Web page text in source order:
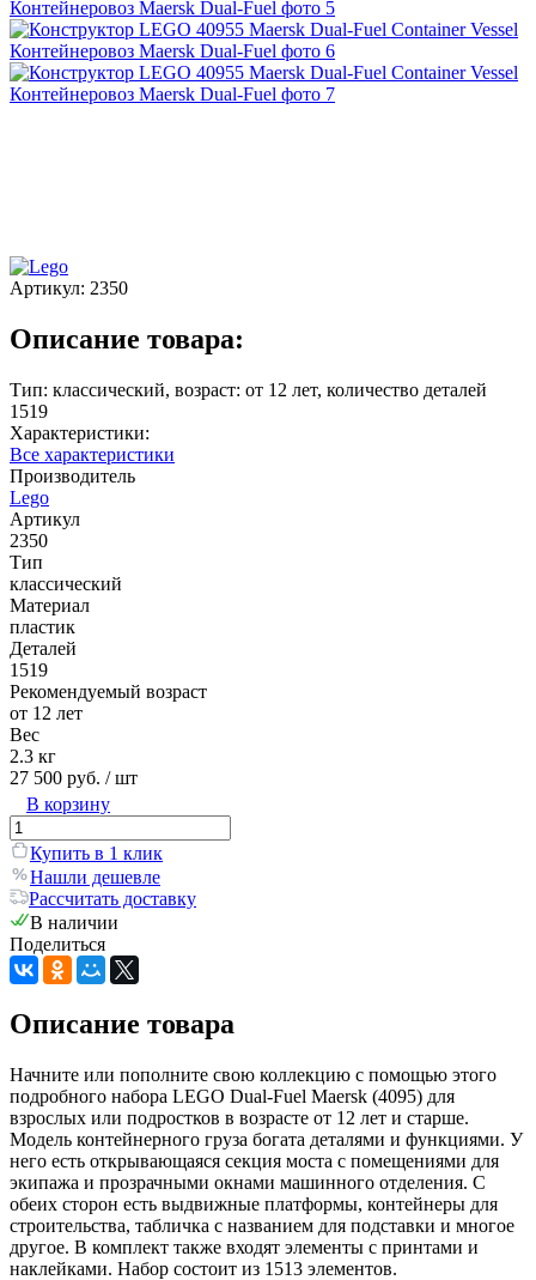
Артикул: 2350
Описание товара:
Тип: классический, возраст: от 12 лет, количество деталей
1519
Характеристики:
Все характеристики
Производитель
Lego
Артикул
2350
Тип
классический
Материал
пластик
Деталей
1519
Рекомендуемый возраст
от 12 лет
Вес
2.3 кг
27 500 руб. / шт
В корзину
Купить в 1 клик
Нашли дешевле
Рассчитать доставку
В наличии
Поделиться
Описание товара
Начните или пополните свою коллекцию с помощью этого
подробного набора LEGO Dual-Fuel Maersk (4095) для
взрослых или подростков в возрасте от 12 лет и старше.
Модель контейнерного груза богата деталями и функциями. У
него есть открывающаяся секция моста с помещениями для
экипажа и прозрачными окнами машинного отделения. С
обеих сторон есть выдвижные платформы, контейнеры для
строительства, табличка с названием для подставки и многое
другое. В комплект также входят элементы с принтами и
наклейками. Набор состоит из 1513 элементов.